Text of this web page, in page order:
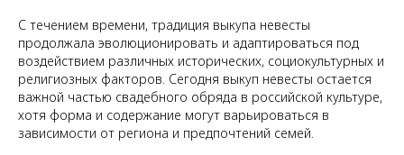
С течением времени, традиция выкупа невесты
продолжала эволюционировать и адаптироваться под
воздействием различных исторических, социокультурных и
религиозных факторов. Сегодня выкуп невесты остается
важной частью свадебного обряда в российской культуре,
хотя форма и содержание могут варьироваться в
зависимости от региона и предпочтений семей.